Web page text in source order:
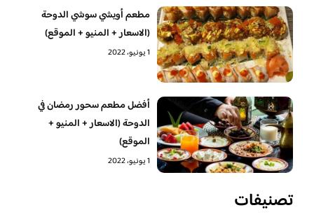
مطعم أويشي سوشي الدوحة
(الاسعار + المنيو + الموقع)
1 يونيو، 2022
أفضل مطعم سحور رمضان في
الدوحة (الاسعار + المنيو +
الموقع)
1 يونيو، 2022
تصنيفات